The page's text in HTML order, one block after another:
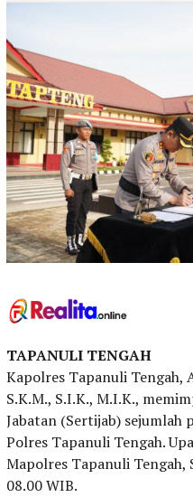
TAPANULI TENGAH
Kapolres Tapanuli Tengah,
S.K.M., S.I.K., M.I.K.,
Jabatan (Sertijab) sejumlah
Polres Tapanuli Tengah.
Mapolres Tapanuli Tengah,
08.00 WIB.